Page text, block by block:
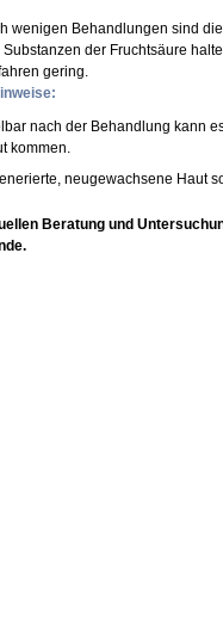
wenigen Behandlungen sind
der Fruchtsäure
gering.
nach der Behandlung kann
kommen.
neugewachsene Haut
Beratung und